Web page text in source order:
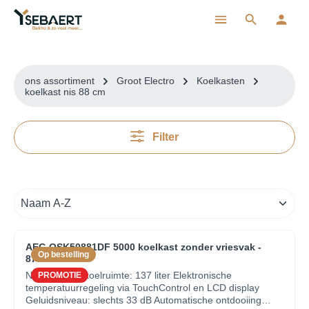
ons assortiment Groot Electro
Koelkasten
koelkast nis 88 cm
Filter
Op bestelling
PROMOTIE
AEG OSK50881DF 5000 koelkast zonder vriesvak -
87cm
Netto inhoud koelruimte: 137 liter Elektronische
temperatuurregeling via TouchControl en LCD display
Geluidsniveau: slechts 33 dB Automatische ontdooiing